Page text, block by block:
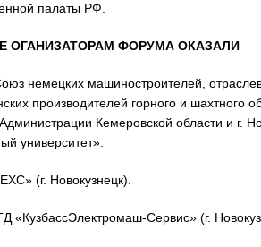
палаты РФ.
ОГАНИЗАТОРАМ ФОРУМА ОКАЗАЛИ
немецких машиностроителей,
производителей горного и шахтного
Кемеровской области и г.
университет».
(г. Новокузнецк).
«КузбассЭлектромаш-Сервис» (г.